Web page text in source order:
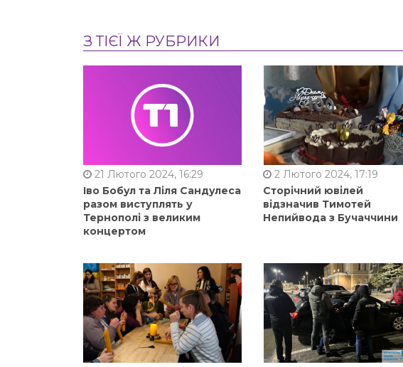
З ТІЄЇ Ж РУБРИКИ
21 Лютого 2024, 16:29
Іво Бобул та Ліля Сандулеса
разом виступлять у
Тернополі з великим
концертом
2 Лютого 2024, 17:19
Сторічний ювілей
відзначив Тимотей
Непийвода з Бучаччини